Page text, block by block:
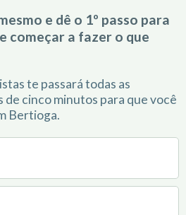
e dê o 1º passo para
começar a fazer o que
te passará todas as
de cinco minutos para que você
Bertioga.